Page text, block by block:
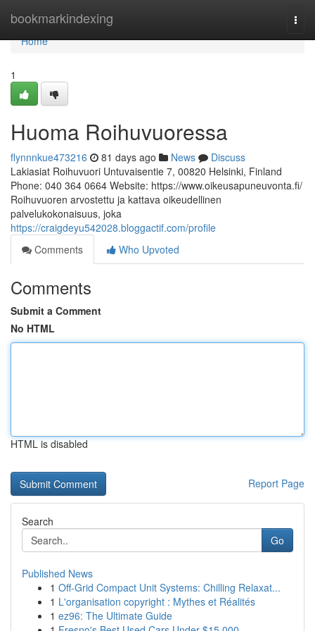
bookmarkindexing
Home
Home
1
Huoma Roihuvuoressa
flynnnkue473216 81 days ago News
Discuss
Lakiasiat Roihuvuori Untuvaisentie 7, 00820 Helsinki, Finland
Phone: 040 364 0664 Website: https://www.oikeusapuneuvonta.fi/
Roihuvuoren arvostettu ja kattava oikeudellinen
palvelukokonaisuus, joka
https://craigdeyu542028.bloggactif.com/profile
Comments
Who Upvoted
Comments
Submit a Comment
No HTML
HTML is disabled
Report Page
Search
Go
Published News
1 Off-Grid Compact Unit Systems: Chilling Relaxat...
1 L'organisation copyright : Mythes et Réalités
1 ez96: The Ultimate Guide